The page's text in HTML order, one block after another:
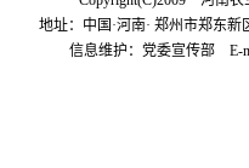
地址：中国·河南· 郑州市郑东
信息维护：党委宣传部 E-